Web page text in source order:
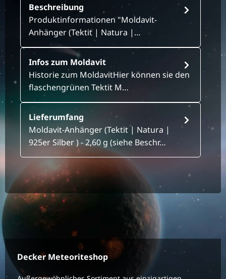
Beschreibung
Produktinformationen "Moldavit-
Anhänger (Tektit | Natura |…
Infos zum Moldavit
Historie zum MoldavitHier können sie den
flaschengrünen Tektit M…
Lieferumfang
Moldavit-Anhänger (Tektit | Natura |
925er Silber ) - 2,60 g (siehe Beschr…
Decker Meteoriteshop